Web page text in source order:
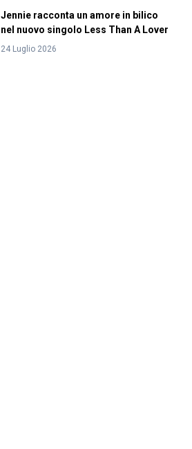
Jennie racconta un amore in bilico
nel nuovo singolo Less Than A Lover
24 Luglio 2026